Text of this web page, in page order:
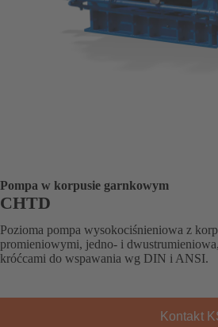
Pompa w korpusie garnkowym
CHTD
Pozioma pompa wysokociśnieniowa z
promieniowymi, jedno- i
króćcami do wspawania wg DIN i ANSI.
Kontakt